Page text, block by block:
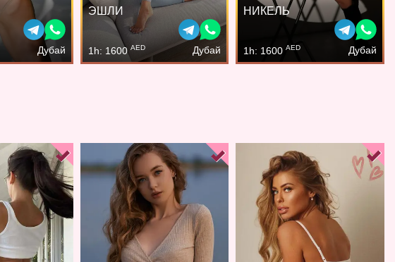
Дубай
ЭШЛИ
1h: 1600 AED Дубай
НИКЕЛЬ
1h: 1600AED Дубай